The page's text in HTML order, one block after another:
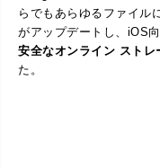
らでもあらゆるファイル
がアップデートし、iOS
安全なオンライン スト
た。